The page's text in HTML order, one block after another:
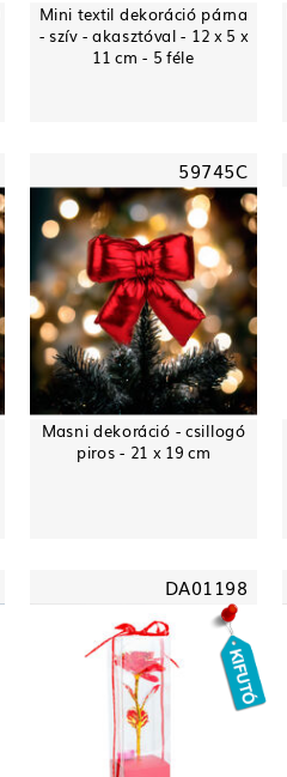
Mini textil dekoráció párna
- szív - akasztóval - 12 x 5 x
11 cm - 5 féle
59745C
Masni dekoráció - csillogó
piros - 21 x 19 cm
DA01198